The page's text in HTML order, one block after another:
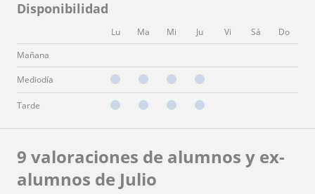
Disponibilidad
Lu Ma Mi Ju Vi Sá
Do
Mañana
Mediodía
Tarde
9 valoraciones de alumnos y ex-
alumnos de Julio